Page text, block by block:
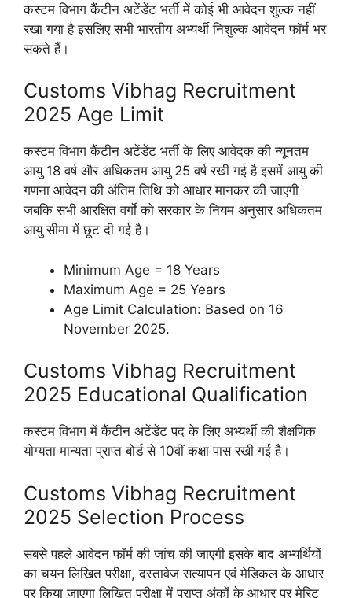
कस्टम विभाग कैंटीन अटेंडेंट भर्ती में कोई भी आवेदन शुल्क नहीं
रखा गया है इसलिए सभी भारतीय अभ्यर्थी निशुल्क आवेदन फॉर्म भर
सकते हैं।
Customs Vibhag Recruitment
2025 Age Limit
कस्टम विभाग कैंटीन अटेंडेंट भर्ती के लिए आवेदक की न्यूनतम
आयु 18 वर्ष और अधिकतम आयु 25 वर्ष रखी गई है इसमें आयु की
गणना आवेदन की अंतिम तिथि को आधार मानकर की जाएगी
जबकि सभी आरक्षित वर्गों को सरकार के नियम अनुसार अधिकतम
आयु सीमा में छूट दी गई है।
Minimum Age = 18 Years
Maximum Age = 25 Years
Age Limit Calculation: Based on 16
November 2025.
Customs Vibhag Recruitment
2025 Educational Qualification
कस्टम विभाग में कैंटीन अटेंडेंट पद के लिए अभ्यर्थी की शैक्षणिक
योग्यता मान्यता प्राप्त बोर्ड से 10वीं कक्षा पास रखी गई है।
Customs Vibhag Recruitment
2025 Selection Process
सबसे पहले आवेदन फॉर्म की जांच की जाएगी इसके बाद अभ्यर्थियों
का चयन लिखित परीक्षा, दस्तावेज सत्यापन एवं मेडिकल के आधार
पर किया जाएगा लिखित परीक्षा में प्राप्त अंकों के आधार पर मेरिट